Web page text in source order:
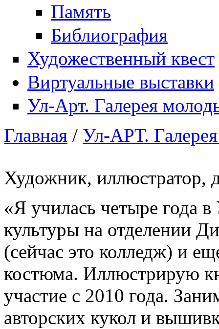
Память
Библиография
Художественный квест
Виртуальные выставки
Ул-Арт. Галерея
Вы здесь
Главная / Ул-АРТ.
Художник, иллюстратор,
«Я училась четыре года
культуры на отделении
(сейчас это колледж) и
костюма. Иллюстрирую
участие с 2010 года.
авторских кукол и